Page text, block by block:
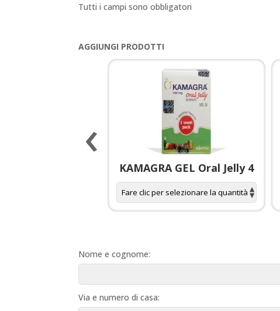
Tutti i campi sono obbligatori
AGGIUNGI PRODOTTI
KAMAGRA GEL Oral Jelly 4
‹
Nome e cognome:
Via e numero di casa: